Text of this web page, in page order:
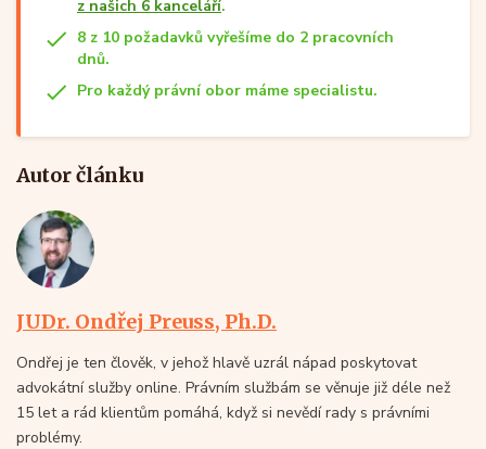
z našich 6 kanceláří.
8 z 10 požadavků vyřešíme do 2 pracovních
dnů.
Pro každý právní obor máme specialistu.
Autor článku
JUDr. Ondřej Preuss, Ph.D.
Ondřej je ten člověk, v jehož hlavě uzrál nápad poskytovat
advokátní služby online. Právním službám se věnuje již déle než
15 let a rád klientům pomáhá, když si nevědí rady s právními
problémy.